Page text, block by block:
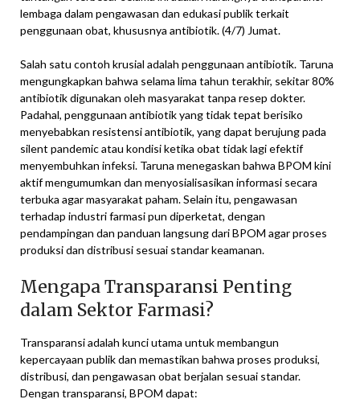
lembaga dalam pengawasan dan edukasi publik terkait
penggunaan obat, khususnya antibiotik. (4/7) Jumat.
Salah satu contoh krusial adalah penggunaan antibiotik. Taruna
mengungkapkan bahwa selama lima tahun terakhir, sekitar 80%
antibiotik digunakan oleh masyarakat tanpa resep dokter.
Padahal, penggunaan antibiotik yang tidak tepat berisiko
menyebabkan resistensi antibiotik, yang dapat berujung pada
silent pandemic atau kondisi ketika obat tidak lagi efektif
menyembuhkan infeksi. Taruna menegaskan bahwa BPOM kini
aktif mengumumkan dan menyosialisasikan informasi secara
terbuka agar masyarakat paham. Selain itu, pengawasan
terhadap industri farmasi pun diperketat, dengan
pendampingan dan panduan langsung dari BPOM agar proses
produksi dan distribusi sesuai standar keamanan.
Mengapa Transparansi Penting
dalam Sektor Farmasi?
Transparansi adalah kunci utama untuk membangun
kepercayaan publik dan memastikan bahwa proses produksi,
distribusi, dan pengawasan obat berjalan sesuai standar.
Dengan transparansi, BPOM dapat: